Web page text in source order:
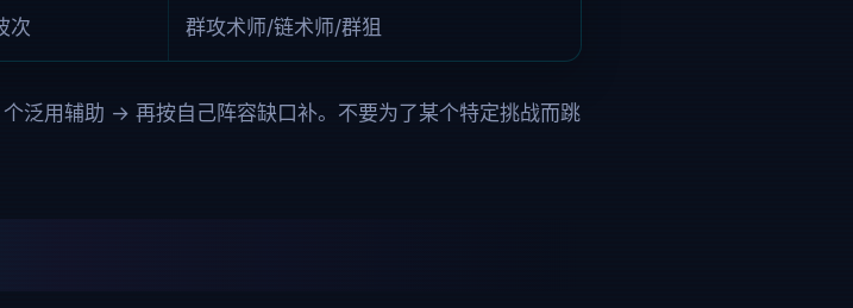
次 群攻术师/链术师/群狙
泛用辅助 → 再按自己阵容缺口补。不要为了某个特定挑战而跳